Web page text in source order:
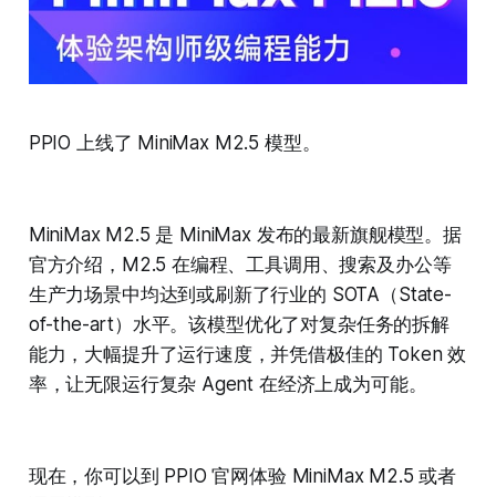
PPIO 上线了 MiniMax M2.5 模型。
MiniMax M2.5 是 MiniMax 发布的最新旗舰模型。据
官方介绍，M2.5 在编程、工具调用、搜索及办公等
生产力场景中均达到或刷新了行业的 SOTA（State-
of-the-art）水平。该模型优化了对复杂任务的拆解
能力，大幅提升了运行速度，并凭借极佳的 Token 效
率，让无限运行复杂 Agent 在经济上成为可能。
现在，你可以到 PPIO 官网体验 MiniMax M2.5 或者